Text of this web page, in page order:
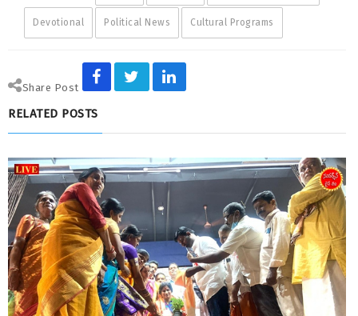
Devotional Political News Cultural Programs
Share Post
RELATED POSTS